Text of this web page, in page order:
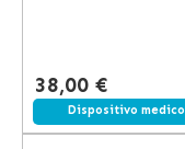
38,00 €
Dispositivo medico